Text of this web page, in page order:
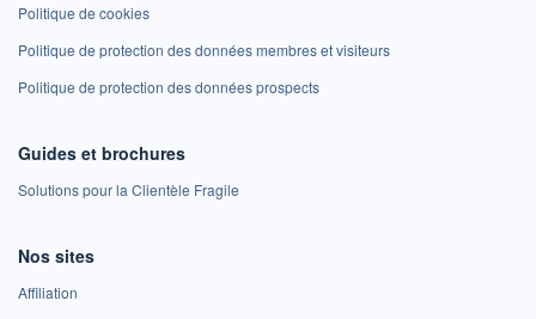
Politique de cookies
Politique de protection des données membres et visiteurs
Politique de protection des données prospects
Guides et brochures
Solutions pour la Clientèle Fragile
Nos sites
Affiliation